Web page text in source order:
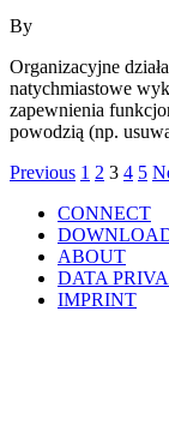
By
Organizacyjne
natychmiastowe
zapewnienia
powodzią (np.
Posts
navigation
Previous 1 2 3 4 5
CONNECT
ABOUT
DATA
IMPRINT